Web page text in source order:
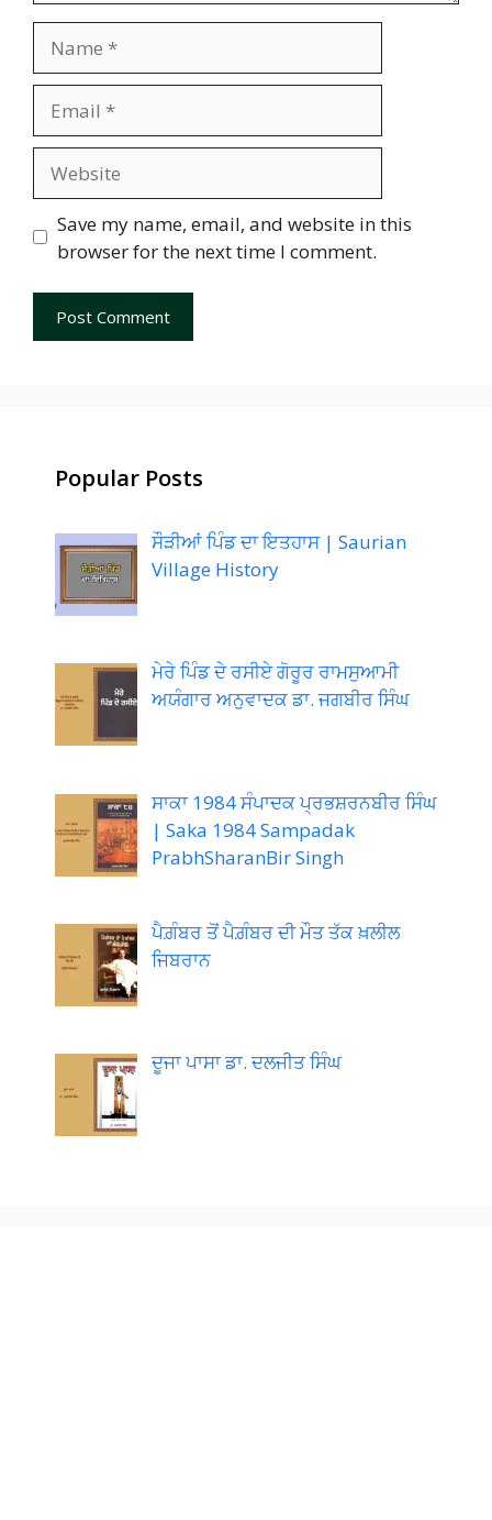
Save my name, email, and website in this
browser for the next time I comment.
Popular Posts
ਸੌੜੀਆਂ ਪਿੰਡ ਦਾ ਇਤਹਾਸ | Saurian
Village History
ਮੇਰੇ ਪਿੰਡ ਦੇ ਰਸੀਏ ਗੋਰੂਰ ਰਾਮਸੁਆਮੀ
ਅਯੰਗਾਰ ਅਨੁਵਾਦਕ ਡਾ. ਜਗਬੀਰ ਸਿੰਘ
ਸਾਕਾ 1984 ਸੰਪਾਦਕ ਪ੍ਰਭਸ਼ਰਨਬੀਰ ਸਿੰਘ
| Saka 1984 Sampadak
PrabhSharanBir Singh
ਪੈਗ਼ੰਬਰ ਤੋਂ ਪੈਗ਼ੰਬਰ ਦੀ ਮੌਤ ਤੱਕ ਖ਼ਲੀਲ
ਜਿਬਰਾਨ
ਦੂਜਾ ਪਾਸਾ ਡਾ. ਦਲਜੀਤ ਸਿੰਘ